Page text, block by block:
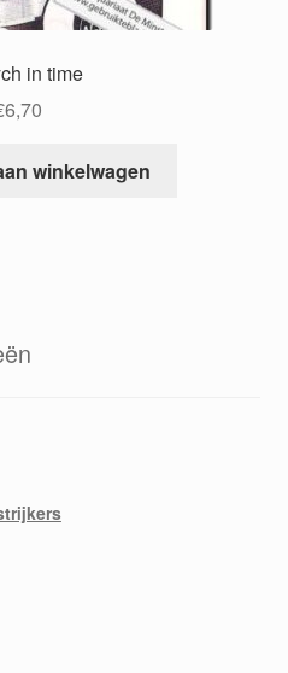
in time
6,70
winkelwagen